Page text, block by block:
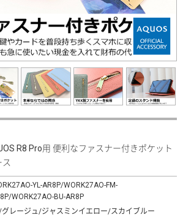
R8 Pro用 便利なファスナー付きポケット
YL-AR8P/WORK27AO-FM-
WORK27AO-BU-AR8P
レージュ/ジャスミンイエロー/スカイブルー